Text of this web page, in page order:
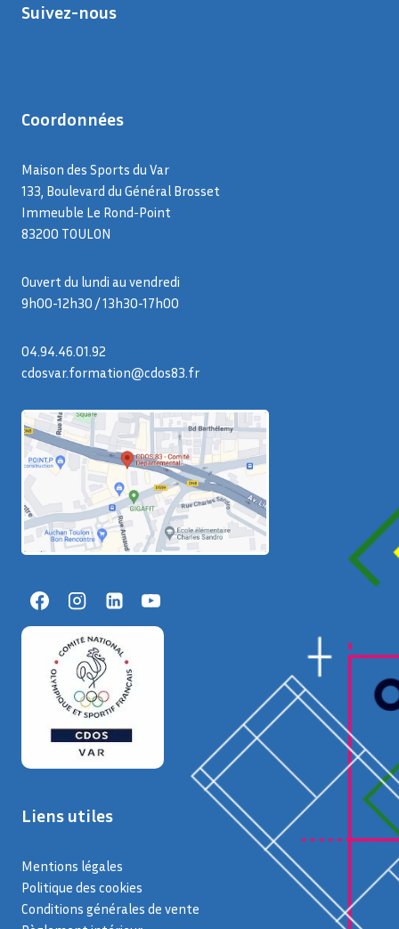
Suivez-nous
Coordonnées
Maison des Sports du Var
133, Boulevard du Général Brosset
Immeuble Le Rond-Point
83200 TOULON
Ouvert du lundi au vendredi
9h00-12h30 / 13h30-17h00
04.94.46.01.92
cdosvar.formation@cdos83.fr
Liens utiles
Mentions légales
Politique des cookies
Conditions générales de vente